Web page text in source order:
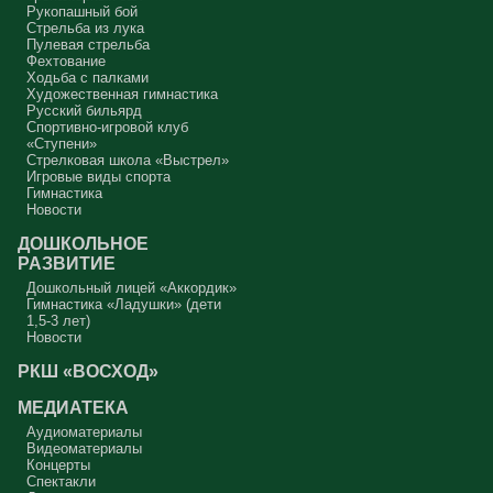
Рукопашный бой
Стрельба из лука
Пулевая стрельба
Фехтование
Ходьба с палками
Художественная гимнастика
Русский бильярд
Спортивно-игровой клуб
«Ступени»
Стрелковая школа «Выстрел»
Игровые виды спорта
Гимнастика
Новости
ДОШКОЛЬНОЕ
РАЗВИТИЕ
Дошкольный лицей «Аккордик»
Гимнастика «Ладушки» (дети
1,5-3 лет)
Новости
РКШ «ВОСХОД»
МЕДИАТЕКА
Аудиоматериалы
Видеоматериалы
Концерты
Спектакли